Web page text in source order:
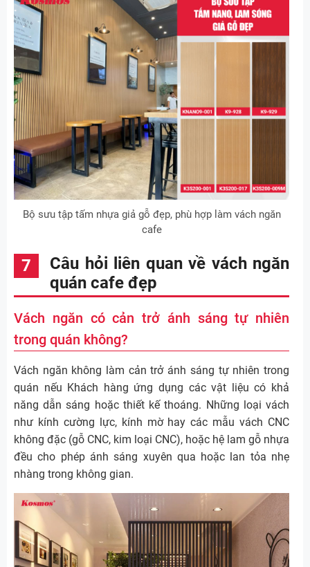
Bộ sưu tập tấm nhựa giả gỗ đẹp, phù hợp làm vách ngăn
cafe
Câu hỏi liên quan về vách ngăn
quán cafe đẹp
Vách ngăn có cản trở ánh sáng tự nhiên
trong quán không?
Vách ngăn không làm cản trở ánh sáng tự nhiên trong
quán nếu Khách hàng ứng dụng các vật liệu có khả
năng dẫn sáng hoặc thiết kế thoáng. Những loại vách
như kính cường lực, kính mờ hay các mẫu vách CNC
không đặc (gỗ CNC, kim loại CNC), hoặc hệ lam gỗ nhựa
đều cho phép ánh sáng xuyên qua hoặc lan tỏa nhẹ
nhàng trong không gian.